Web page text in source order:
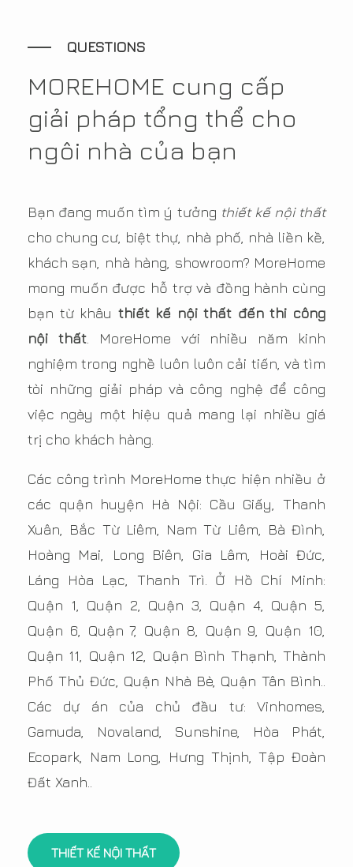
QUESTIONS
MOREHOME cung cấp
giải pháp tổng thể cho
ngôi nhà của bạn
Bạn đang muốn tìm ý tưởng thiết kế nội thất
cho chung cư, biệt thự, nhà phố, nhà liền kề,
khách sạn, nhà hàng, showroom? MoreHome
mong muốn được hỗ trợ và đồng hành cùng
bạn từ khâu thiết kế nội thất đến thi công
nội thất. MoreHome với nhiều năm kinh
nghiệm trong nghề luôn luôn cải tiến, và tìm
tòi những giải pháp và công nghệ để công
việc ngày một hiệu quả mang lại nhiều giá
trị cho khách hàng.
Các công trình MoreHome thực hiện nhiều ở
các quận huyện Hà Nội: Cầu Giấy, Thanh
Xuân, Bắc Từ Liêm, Nam Từ Liêm, Bà Đình,
Hoàng Mai, Long Biên, Gia Lâm, Hoài Đức,
Láng Hòa Lạc, Thanh Trì. Ở Hồ Chí Minh:
Quận 1, Quận 2, Quận 3, Quận 4, Quận 5,
Quận 6, Quận 7, Quận 8, Quận 9, Quận 10,
Quận 11, Quận 12, Quận Bình Thạnh, Thành
Phố Thủ Đức, Quận Nhà Bè, Quận Tân Bình..
Các dự án của chủ đầu tư: Vinhomes,
Gamuda, Novaland, Sunshine, Hòa Phát,
Ecopark, Nam Long, Hưng Thịnh, Tập Đoàn
Đất Xanh..
THIẾT KẾ NỘI THẤT